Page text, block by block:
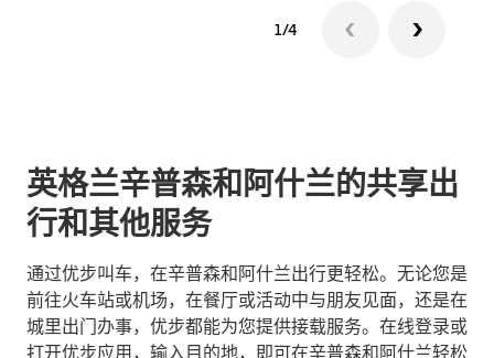
1/4
英格兰辛普森和阿什兰的共享出
行和其他服务
通过优步叫车，在辛普森和阿什兰出行更轻松。无论您是
前往火车站或机场，在餐厅或活动中与朋友见面，还是在
城里出门办事，优步都能为您提供接载服务。在线登录或
打开优步应用，输入目的地，即可在辛普森和阿什兰轻松